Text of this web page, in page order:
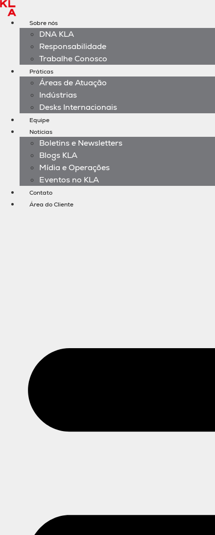
Ir
para
Sobre nós
DNA KLA
Responsabilidade
Trabalhe Conosco
Práticas
Áreas de Atuação
Indústrias
Desks Internacionais
Equipe
Notícias
Boletins e Newsletters
Blogs KLA
Mídia e Operações
Eventos no KLA
Contato
Área do Cliente